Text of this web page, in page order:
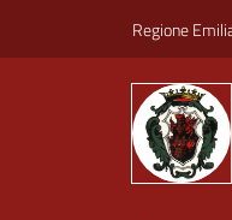
Regione